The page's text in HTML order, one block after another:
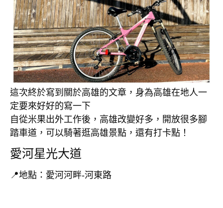
這次終於寫到關於高雄的文章，身為高雄在地人一
定要來好好的寫一下
自從米果出外工作後，高雄改變好多，開放很多腳
踏車道，可以騎著逛高雄景點，還有打卡點！
愛河星光大道
📍地點：愛河河畔-河東路